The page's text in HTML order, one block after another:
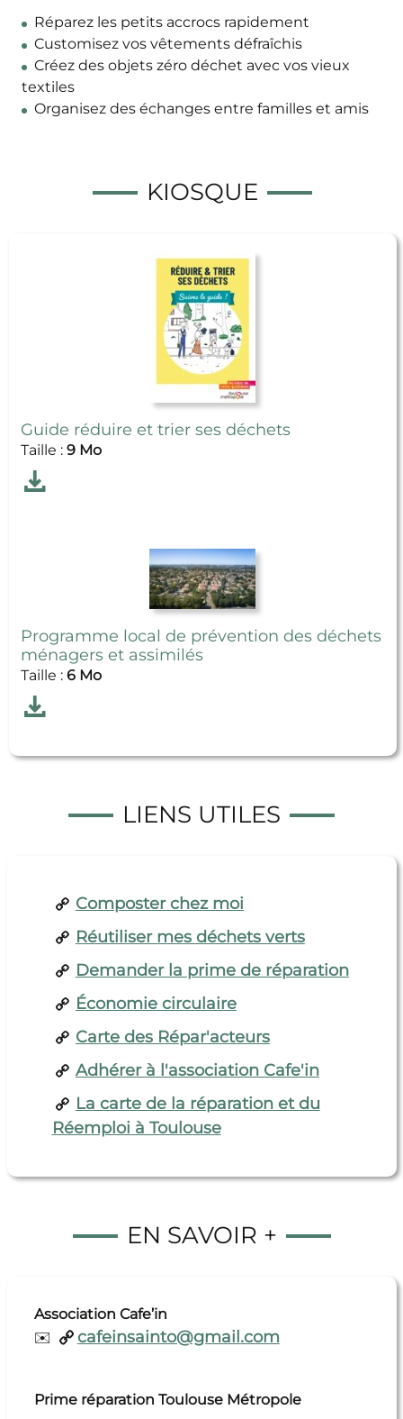
Réparez les petits accrocs rapidement
Customisez vos vêtements défraîchis
Créez des objets zéro déchet avec vos vieux
textiles
Organisez des échanges entre familles et amis
KIOSQUE
Guide réduire et trier ses déchets
Taille : 9 Mo
Télécharger
Programme local de prévention des déchets
ménagers et assimilés
Taille : 6 Mo
Télécharger
LIENS UTILES
Composter chez moi
Réutiliser mes déchets verts
Demander la prime de réparation
Économie circulaire
Carte des Répar'acteurs
Adhérer à l'association Cafe'in
La carte de la réparation et du
Réemploi à Toulouse
EN SAVOIR +
Association Cafe’in
✉️
cafeinsainto@gmail.com
Prime réparation Toulouse Métropole